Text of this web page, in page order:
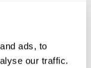
ads, to
our traffic.
sklárnami,
návrhy pro
a limitované